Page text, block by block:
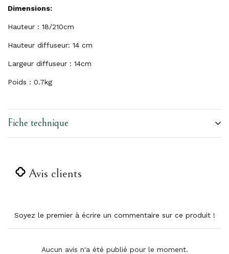
Dimensions:
Hauteur : 18/210cm
Hauteur diffuseur: 14 cm
Largeur diffuseur : 14cm
Poids : 0.7kg
Fiche technique
Avis clients
Soyez le premier à écrire un commentaire sur ce produit !
Aucun avis n'a été publié pour le moment.